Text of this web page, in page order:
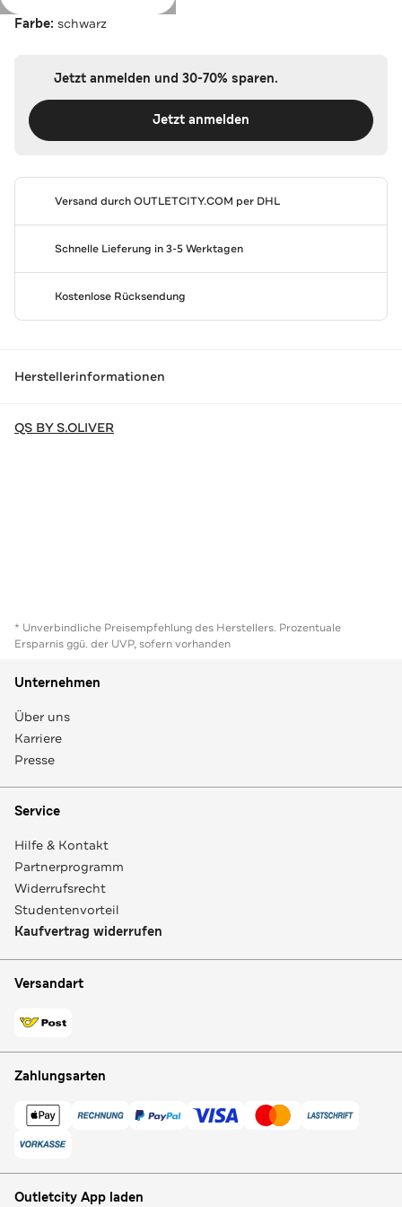
Farbe: schwarz
Jetzt anmelden und 30-70% sparen.
Jetzt anmelden
Versand durchOUTLETCITY.COM per DHL
Schnelle Lieferung in 3-5 Werktagen
Kostenlose Rücksendung
Herstellerinformationen
QS BY S.OLIVER
* Unverbindliche Preisempfehlung des Herstellers. Prozentuale
Ersparnis ggü. der UVP, sofern vorhanden
Unternehmen
Über uns
Karriere
Presse
Service
Hilfe & Kontakt
Partnerprogramm
Widerrufsrecht
Studentenvorteil
Kaufvertrag widerrufen
Versandart
Zahlungsarten
Outletcity App laden